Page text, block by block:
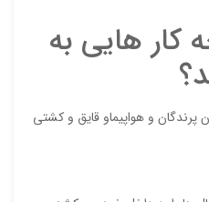
کار هایی به
و هواپیماو قایق و کشتی